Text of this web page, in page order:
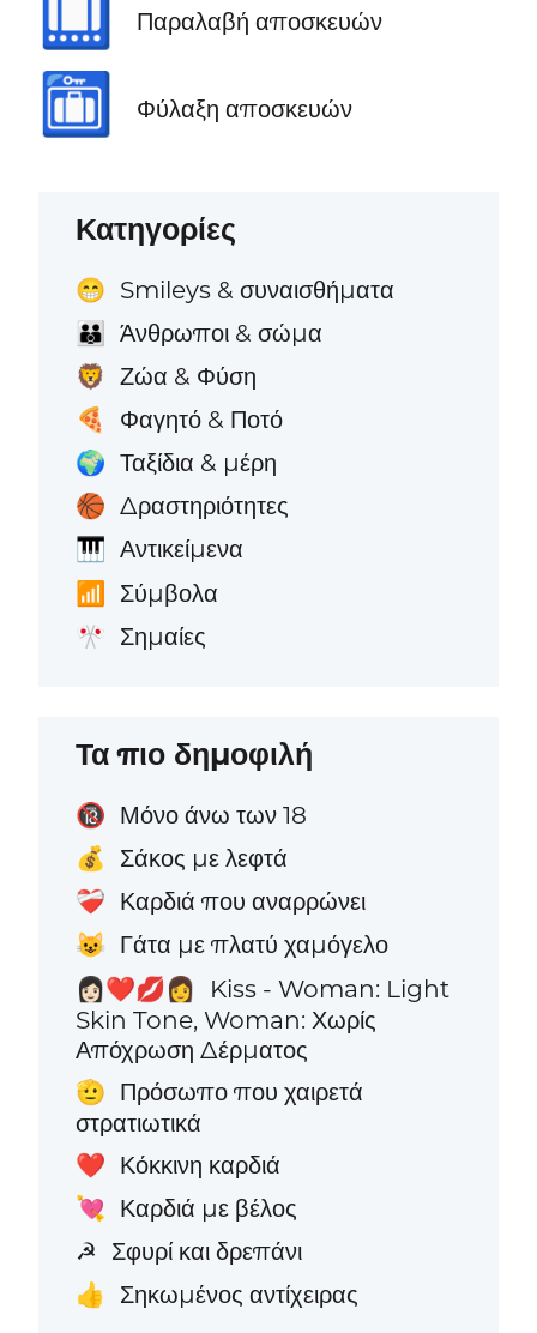
🛄 Παραλαβή αποσκευών
🛅 Φύλαξη αποσκευών
Κατηγορίες
😁 Smileys & συναισθήματα
👪 Άνθρωποι & σώμα
🦁 Ζώα & Φύση
🍕 Φαγητό & Ποτό
🌍 Ταξίδια & μέρη
🏀 Δραστηριότητες
🎹 Αντικείμενα
📶 Σύμβολα
🎌 Σημαίες
Τα πιο δημοφιλή
🔞 Μόνο άνω των 18
💰 Σάκος με λεφτά
❤️‍🩹 Καρδιά που αναρρώνει
😺 Γάτα με πλατύ χαμόγελο
👩🏻‍❤️‍💋‍👩
Kiss - Woman: Light
Skin Tone, Woman: Χωρίς
Απόχρωση Δέρματος
🫡 Πρόσωπο που χαιρετά
στρατιωτικά
❤️ Κόκκινη καρδιά
💘 Καρδιά με βέλος
☭ Σφυρί και δρεπάνι
👍 Σηκωμένος αντίχειρας